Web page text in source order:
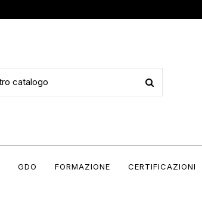
GDO FORMAZIONE CERTIFICAZIONI